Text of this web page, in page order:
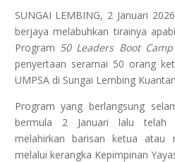
SUNGAI LEMBING, 2 Januari
berjaya melabuhkan tirainya
Program 50 Leaders Boot
penyertaan seramai 50 orang
UMPSA di Sungai Lembing
Program yang berlangsung
bermula 2 Januari lalu telah
melahirkan barisan ketua atau
melalui kerangka Kepimpinan